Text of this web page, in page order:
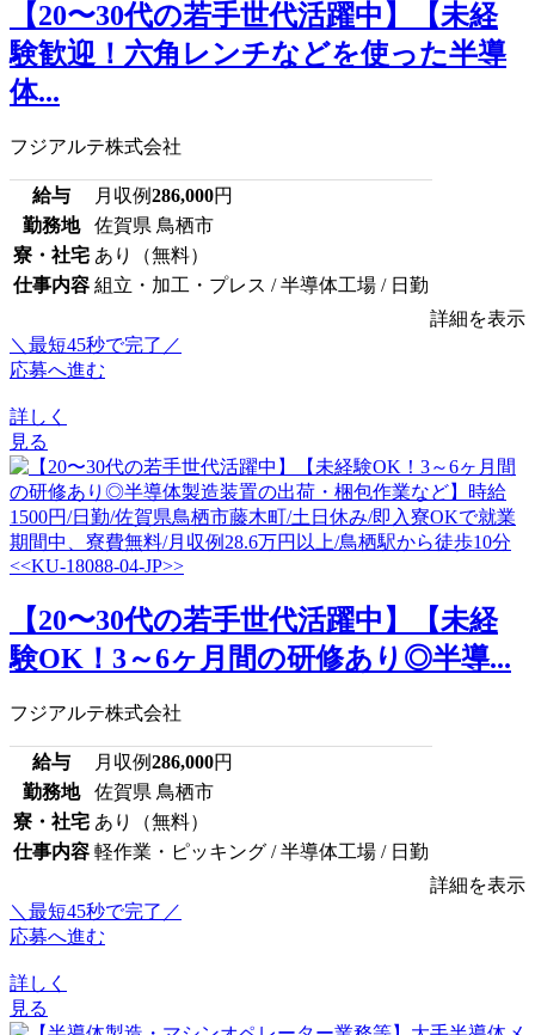
【20〜30代の若手世代活躍中】【未経
験歓迎！六角レンチなどを使った半導
体...
フジアルテ株式会社
給与 月収例286,000円
勤務地
佐賀県 鳥栖市
寮・社宅 あり（無料）
仕事内容 組立・加工・プレス / 半導体工場 / 日勤
詳細を表示
＼最短45秒で完了／
応募へ進む
詳しく
見る
【20〜30代の若手世代活躍中】【未経
験OK！3～6ヶ月間の研修あり◎半導...
フジアルテ株式会社
給与 月収例286,000円
勤務地
佐賀県 鳥栖市
寮・社宅 あり（無料）
仕事内容 軽作業・ピッキング / 半導体工場 / 日勤
詳細を表示
＼最短45秒で完了／
応募へ進む
詳しく
見る